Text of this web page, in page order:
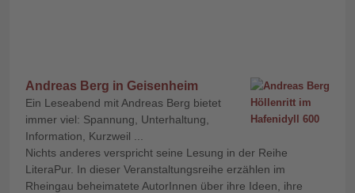
Andreas Berg in Geisenheim
Ein Leseabend mit Andreas Berg bietet
immer viel: Spannung, Unterhaltung,
Information, Kurzweil ...
Nichts anderes verspricht seine Lesung in der Reihe
LiteraPur. In dieser Veranstaltungsreihe erzählen im
Rheingau beheimatete AutorInnen über ihre Ideen, ihre